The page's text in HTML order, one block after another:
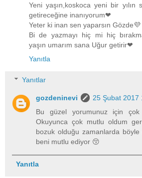
Yeni yaşın,koskoca yeni bir
getireceğine inanıyorum❤
Yeter ki inan sen yaparsın Gözde💜
Bi de yazmayı hiç mi hiç
yaşın umarım sana Uğur getirir❤
Yanıtla
Yanıtlar
gozdeninevi
25 Şubat 2017
Bu güzel yorumunuz için
Okuyunca çok mutlu oldum
bozuk olduğu zamanlarda böyle
beni mutlu ediyor 😚
Yanıtla